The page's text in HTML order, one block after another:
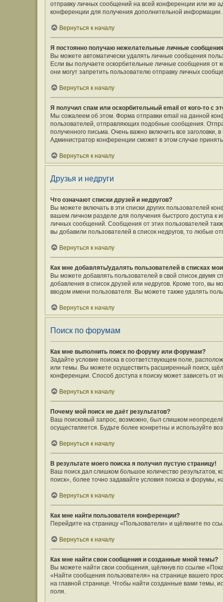
отправку личных сообщений на всей конференции или же
конференции для получения дополнительной информации.
Вернуться к началу
Я постоянно получаю нежелательные личные
Вы можете автоматически удалять личные сообщения
Если вы получаете оскорбительные личные сообщения от
они могут запретить пользователю отправку личных
Вернуться к началу
Я получил спам или оскорбительный email от кого-то с
Мы сожалеем об этом. Форма отправки email на данной
пользователей, отправляющих подобные сообщения.
полученного письма. Очень важно включить все
Администратор конференции сможет в этом случае
Вернуться к началу
Друзья и недруги
Что означают списки друзей и недругов?
Вы можете включать в эти списки других пользователей
вашем личном разделе для получения быстрого доступа к
личных сообщений. Сообщения от этих пользователей
вы добавили пользователей в список недругов, то любые
Вернуться к началу
Как мне добавлять/удалять пользователей в списках
Вы можете добавлять пользователей в свой список двумя
добавления в список друзей или недругов. Кроме того, вы
вводом имени пользователя. Вы можете также удалять
Вернуться к началу
Поиск по форумам
Как мне выполнить поиск по форуму или форумам?
Задайте условие поиска в соответствующем поле,
или темы. Вы можете осуществить расширенный поиск,
конференции. Способ доступа к поиску может зависеть от
Вернуться к началу
Почему мой поиск не даёт результатов?
Ваш поисковый запрос, возможно, был слишком
осуществляется. Будьте более конкретны и используйте
Вернуться к началу
В результате моего поиска я получил пустую страницу!
Ваш поиск дал слишком большое количество результатов,
поиск», более точно задавайте условия поиска и форумы,
Вернуться к началу
Как мне найти пользователя конференции?
Перейдите на страницу «Пользователи» и щёлкните по
Вернуться к началу
Как мне найти свои сообщения и созданные мной темы?
Вы можете найти свои сообщения, щёлкнув по ссылке
«Найти сообщения пользователя» на странице вашего
на главной странице. Чтобы найти созданные вами темы,
поля.